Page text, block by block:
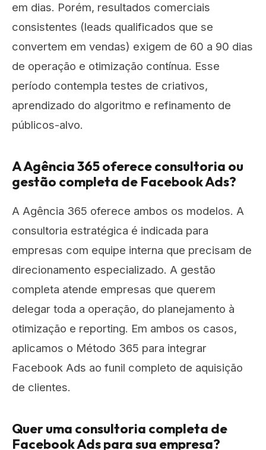
em dias. Porém, resultados comerciais
consistentes (leads qualificados que se
convertem em vendas) exigem de 60 a 90 dias
de operação e otimização contínua. Esse
período contempla testes de criativos,
aprendizado do algoritmo e refinamento de
públicos-alvo.
A Agência 365 oferece consultoria ou
gestão completa de Facebook Ads?
A Agência 365 oferece ambos os modelos. A
consultoria estratégica é indicada para
empresas com equipe interna que precisam de
direcionamento especializado. A gestão
completa atende empresas que querem
delegar toda a operação, do planejamento à
otimização e reporting. Em ambos os casos,
aplicamos o Método 365 para integrar
Facebook Ads ao funil completo de aquisição
de clientes.
Quer uma consultoria completa de
Facebook Ads para sua empresa?